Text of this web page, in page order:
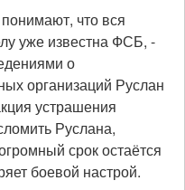
что вся
уже известна ФСБ, -
о
организаций Руслан
устрашения
Руслана,
срок остаётся
боевой настрой.